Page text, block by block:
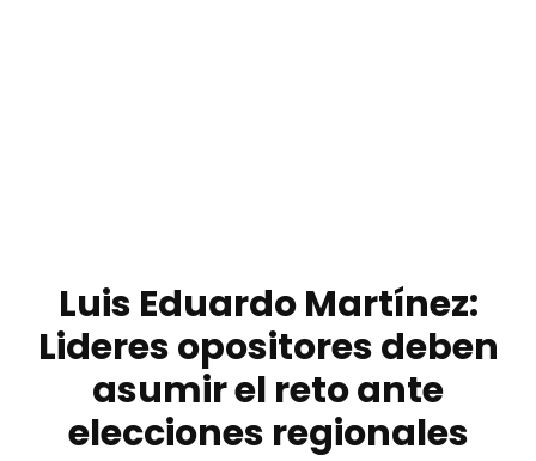
Luis Eduardo Martínez:
Lideres opositores deben
asumir el reto ante
elecciones regionales